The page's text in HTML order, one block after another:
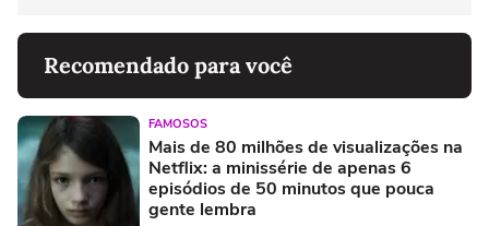
Recomendado para você
FAMOSOS
Mais de 80 milhões de visualizações na
Netflix: a minissérie de apenas 6
episódios de 50 minutos que pouca
gente lembra